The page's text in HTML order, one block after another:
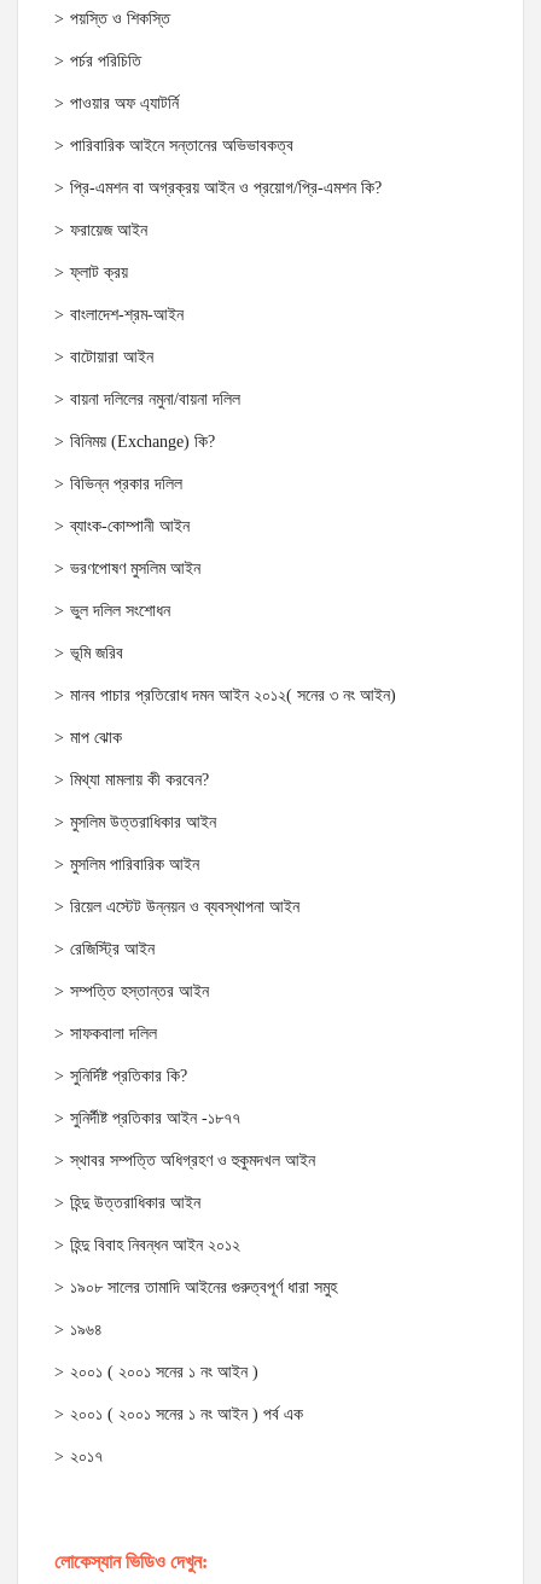
পয়স্তি ও শিকস্তি
পর্চর পরিচিতি
পাওয়ার অফ এ্যাটর্নি
পারিবারিক আইনে সন্তানের অভিভাবকত্ব
প্রি-এমশন বা অগ্রক্রয় আইন ও প্রয়োগ/প্রি-এমশন কি?
ফরায়েজ আইন
ফ্লাট ক্রয়
বাংলাদেশ-শ্রম-আইন
বাটোয়ারা আইন
বায়না দলিলের নমুনা/বায়না দলিল
বিনিময় (Exchange) কি?
বিভিন্ন প্রকার দলিল
ব্যাংক-কোম্পানী আইন
ভরণপোষণ মুসলিম আইন
ভুল দলিল সংশোধন
ভূমি জরিব
মানব পাচার প্রতিরোধ দমন আইন ২০১২( সনের ৩ নং আইন)
মাপ ঝোক
মিথ্যা মামলায় কী করবেন?
মুসলিম উত্তরাধিকার আইন
মুসলিম পারিবারিক আইন
রিয়েল এস্টেট উন্নয়ন ও ব্যবস্থাপনা আইন
রেজিস্ট্রি আইন
সম্পত্তি হস্তান্তর আইন
সাফকবালা দলিল
সুনির্দিষ্ট প্রতিকার কি?
সুনির্দীষ্ট প্রতিকার আইন -১৮৭৭
স্থাবর সম্পত্তি অধিগ্রহণ ও হুকুমদখল আইন
হিন্দু উত্তরাধিকার আইন
হিন্দু বিবাহ নিবন্ধন আইন ২০১২
১৯০৮ সালের তামাদি আইনের গুরুত্বপূর্ণ ধারা সমুহ
১৯৬৪
২০০১ ( ২০০১ সনের ১ নং আইন )
২০০১ ( ২০০১ সনের ১ নং আইন ) পর্ব এক
২০১৭
লোকেস্যান ভিডিও দেখুন: